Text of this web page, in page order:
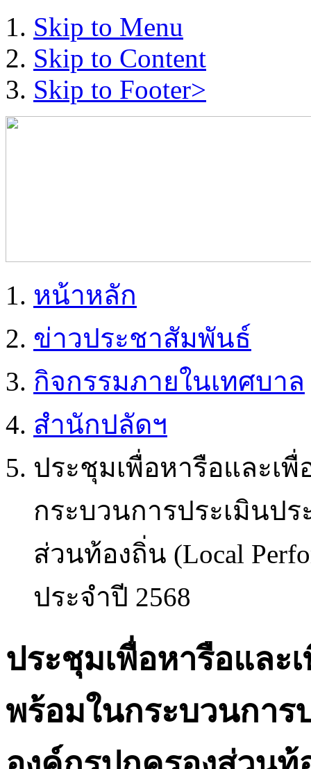
Skip to Menu
Skip to Content
Skip to Footer>
หน้าหลัก
ข่าวประชาสัมพันธ์
กิจกรรมภายในเทศบาล
สำนักปลัดฯ
ประชุมเพื่อหารือและเ
กระบวนการประเมินป
ส่วนท้องถิ่น (Local
ประจำปี 2568
ประชุมเพื่อหารือและ
พร้อมในกระบวนการ